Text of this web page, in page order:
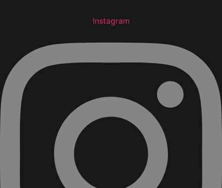
Instagram